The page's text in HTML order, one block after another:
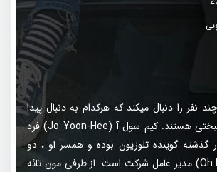
نفر را دنبال میکند که هرکدام به دنبال پیدا
کردن عشق و خوشبختی هستند. کیم سول آ (Jo Yoon-Hee) فرد
گوینده تلوزیون بوده و همسر او ، دو
جین وو (Oh Min-Suk) مدیر عامل شرکت است. از طرفی مون تائه